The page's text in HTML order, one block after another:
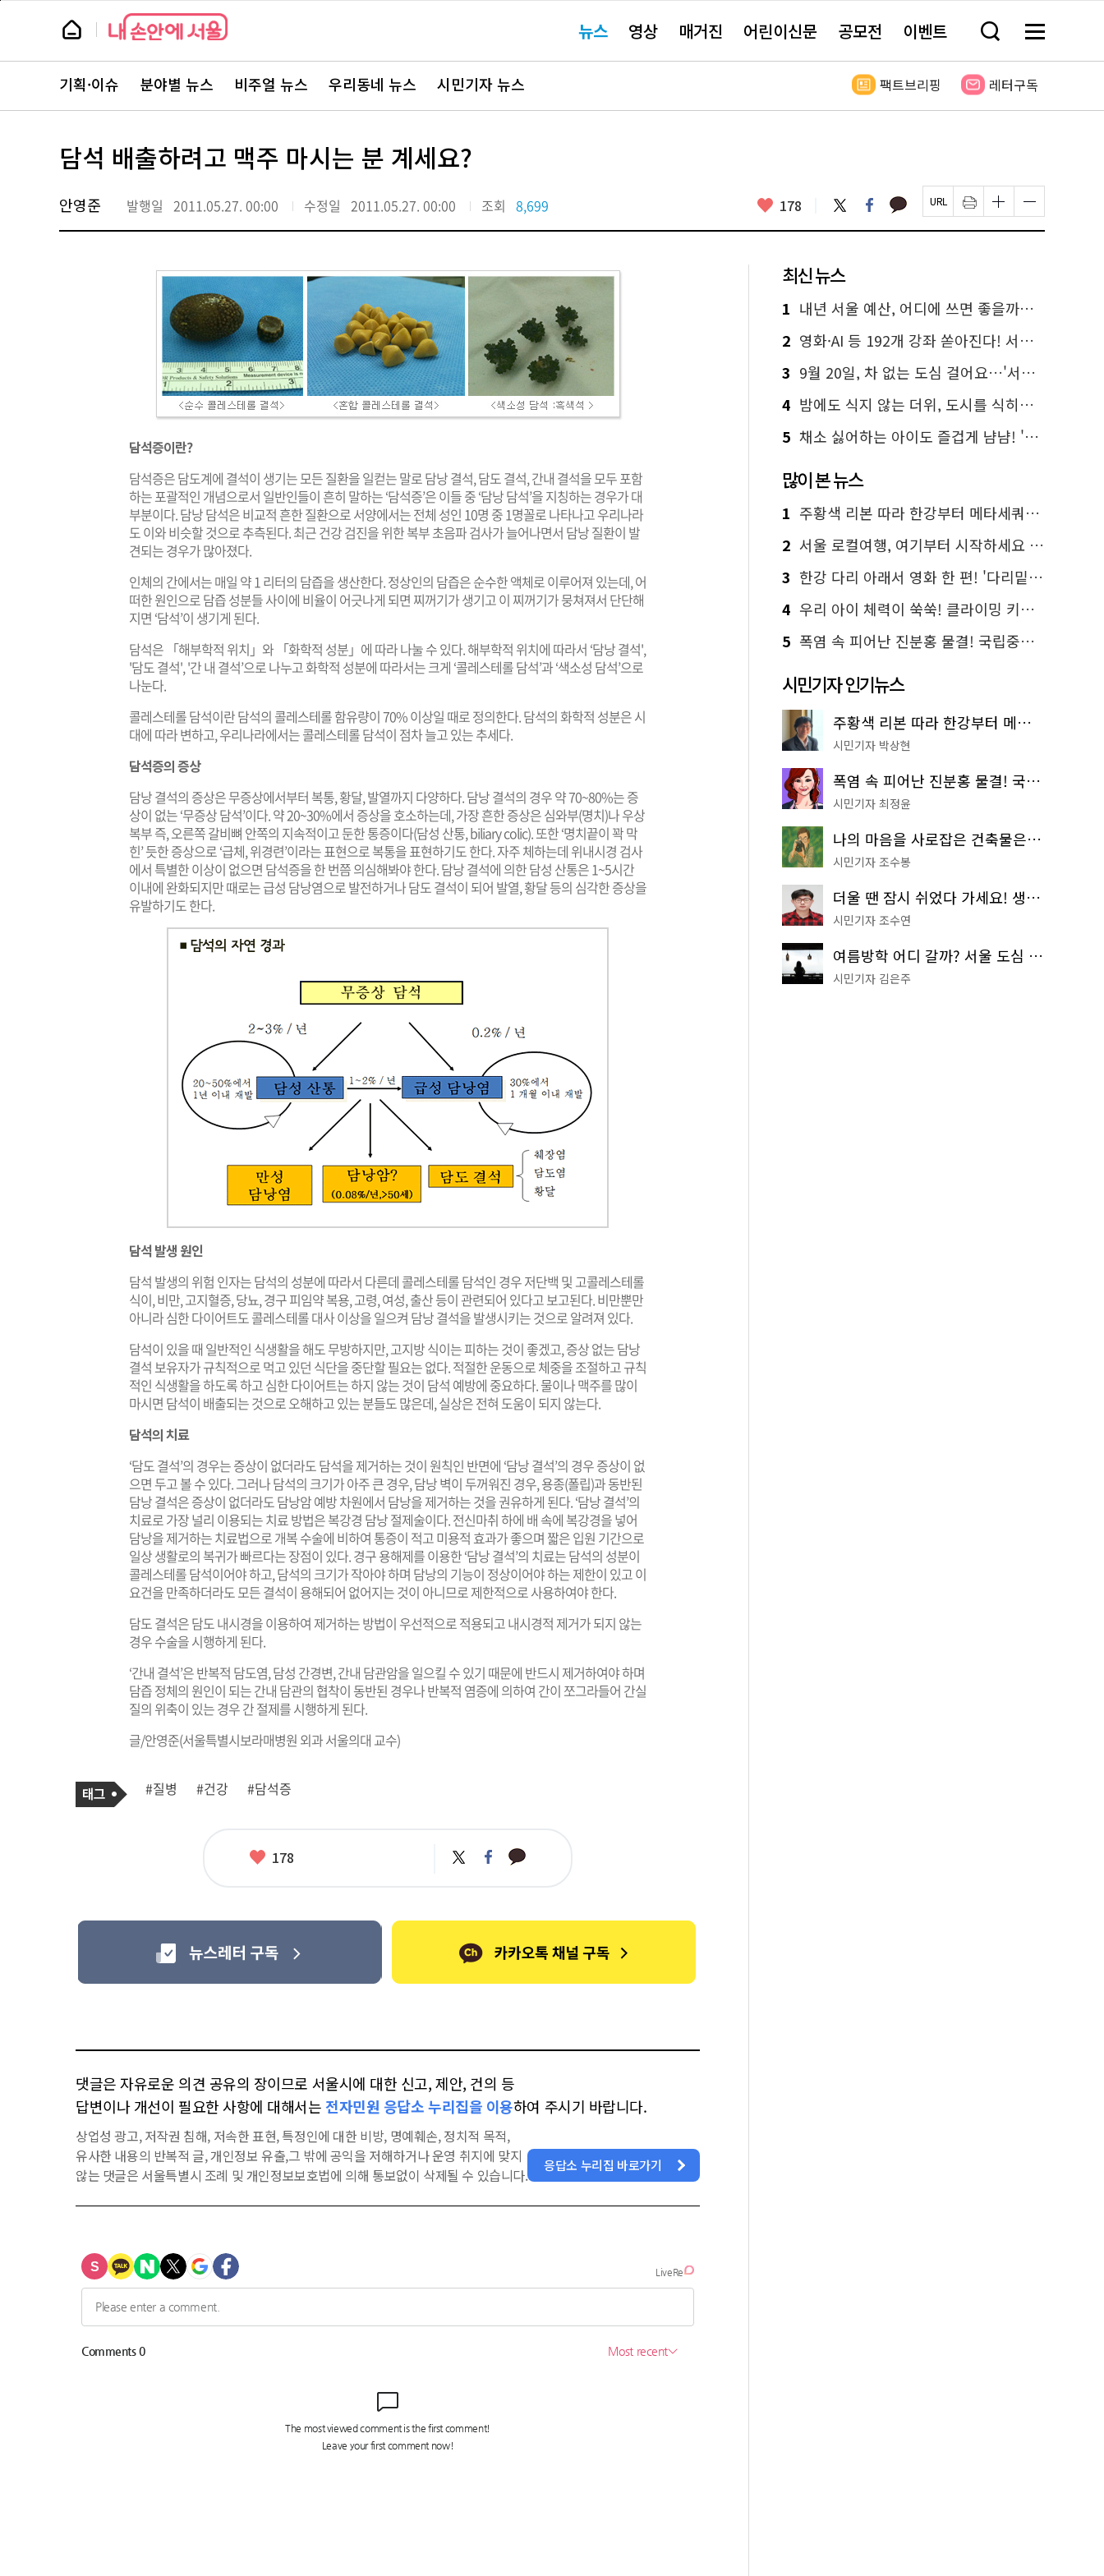
본
뉴
스 요뉴스 영상 매거진 어린이신문 공모전 이벤트 검
창
기
메
전
보
뉴
스
주
서
바
로
기획·이슈 분야별 뉴스 비주얼 뉴스 우리동네 뉴스 시민기자 뉴스 팩트브리핑 레터구독
담석 배출하려고 맥주 마시는 분 계세요?
안영준 발행일 2011.05.27. 00:00 수정일 2011.05.27. 00:00 조회 8,699 좋
요
178 트
위
터
페
이
스
카
카 페
이
지
인
쇄
하
글
자
크
하
기
글
자
크
하
담석증이란?
담석증은 담도계에 결석이 생기는 모든 질환을 일컫는 말로 담낭 결석, 담도 결석, 간내 결석을 모두 포함
하는 포괄적인 개념으로서 일반인들이 흔히 말하는 ‘담석증’은 이들 중 ‘담낭 담석’을 지칭하는 경우가 대
부분이다. 담낭 담석은 비교적 흔한 질환으로 서양에서는 전체 성인 10명 중 1명꼴로 나타나고 우리나라
도 이와 비슷할 것으로 추측된다. 최근 건강 검진을 위한 복부 초음파 검사가 늘어나면서 담낭 질환이 발
견되는 경우가 많아졌다.
인체의 간에서는 매일 약 1 리터의 담즙을 생산한다. 정상인의 담즙은 순수한 액체로 이루어져 있는데, 어
떠한 원인으로 담즙 성분들 사이에 비율이 어긋나게 되면 찌꺼기가 생기고 이 찌꺼기가 뭉쳐져서 단단해
지면 ‘담석’이 생기게 된다.
담석은 「해부학적 위치」와 「화학적 성분」에 따라 나눌 수 있다. 해부학적 위치에 따라서 ‘담낭 결석',
'담도 결석', '간 내 결석’으로 나누고 화학적 성분에 따라서는 크게 ‘콜레스테롤 담석’과 ‘색소성 담석’으로
나눈다.
콜레스테롤 담석이란 담석의 콜레스테롤 함유량이 70% 이상일 때로 정의한다. 담석의 화학적 성분은 시
대에 따라 변하고, 우리나라에서는 콜레스테롤 담석이 점차 늘고 있는 추세다.
담석증의 증상
담낭 결석의 증상은 무증상에서부터 복통, 황달, 발열까지 다양하다. 담낭 결석의 경우 약 70~80%는 증
상이 없는 ‘무증상 담석’이다. 약 20~30%에서 증상을 호소하는데, 가장 흔한 증상은 심와부(명치)나 우상
복부 즉, 오른쪽 갈비뼈 안쪽의 지속적이고 둔한 통증이다(담성 산통, biliary colic). 또한 ‘명치끝이 꽉 막
힌’ 듯한 증상으로 ‘급체, 위경련’이라는 표현으로 복통을 표현하기도 한다. 자주 체하는데 위내시경 검사
에서 특별한 이상이 없으면 담석증을 한 번쯤 의심해봐야 한다. 담낭 결석에 의한 담성 산통은 1~5시간
이내에 완화되지만 때로는 급성 담낭염으로 발전하거나 담도 결석이 되어 발열, 황달 등의 심각한 증상을
유발하기도 한다.
담석 발생 원인
담석 발생의 위험 인자는 담석의 성분에 따라서 다른데 콜레스테롤 담석인 경우 저단백 및 고콜레스테롤
식이, 비만, 고지혈증, 당뇨, 경구 피임약 복용, 고령, 여성, 출산 등이 관련되어 있다고 보고된다. 비만뿐만
아니라 심한 다이어트도 콜레스테롤 대사 이상을 일으켜 담낭 결석을 발생시키는 것으로 알려져 있다.
담석이 있을 때 일반적인 식생활을 해도 무방하지만, 고지방 식이는 피하는 것이 좋겠고, 증상 없는 담낭
결석 보유자가 규칙적으로 먹고 있던 식단을 중단할 필요는 없다. 적절한 운동으로 체중을 조절하고 규칙
적인 식생활을 하도록 하고 심한 다이어트는 하지 않는 것이 담석 예방에 중요하다. 물이나 맥주를 많이
마시면 담석이 배출되는 것으로 오해하고 있는 분들도 많은데, 실상은 전혀 도움이 되지 않는다.
담석의 치료
‘담도 결석’의 경우는 증상이 없더라도 담석을 제거하는 것이 원칙인 반면에 ‘담낭 결석’의 경우 증상이 없
으면 두고 볼 수 있다. 그러나 담석의 크기가 아주 큰 경우, 담낭 벽이 두꺼워진 경우, 용종(폴립)과 동반된
담낭 결석은 증상이 없더라도 담낭암 예방 차원에서 담낭을 제거하는 것을 권유하게 된다. ‘담낭 결석’의
치료로 가장 널리 이용되는 치료 방법은 복강경 담낭 절제술이다. 전신마취 하에 배 속에 복강경을 넣어
담낭을 제거하는 치료법으로 개복 수술에 비하여 통증이 적고 미용적 효과가 좋으며 짧은 입원 기간으로
일상 생활로의 복귀가 빠르다는 장점이 있다. 경구 용해제를 이용한 ‘담낭 결석’의 치료는 담석의 성분이
콜레스테롤 담석이어야 하고, 담석의 크기가 작아야 하며 담낭의 기능이 정상이어야 하는 제한이 있고 이
요건을 만족하더라도 모든 결석이 용해되어 없어지는 것이 아니므로 제한적으로 사용하여야 한다.
담도 결석은 담도 내시경을 이용하여 제거하는 방법이 우선적으로 적용되고 내시경적 제거가 되지 않는
경우 수술을 시행하게 된다.
‘간내 결석’은 반복적 담도염, 담성 간경변, 간내 담관암을 일으킬 수 있기 때문에 반드시 제거하여야 하며
담즙 정체의 원인이 되는 간내 담관의 협착이 동반된 경우나 반복적 염증에 의하여 간이 쪼그라들어 간실
질의 위축이 있는 경우 간 절제를 시행하게 된다.
글/안영준(서울특별시보라매병원 외과 서울의대 교수)
사
태
그
#질병 #건강 #담석증
좋
178 트
위
페
이
카
카
댓글은 자유로운 의견 공유의 장이므로 서울시에 대한 신고, 제안, 건의 등
답변이나 개선이 필요한 사항에 대해서는 전자민원 응답소 누리집을 이용하여 주시기 바랍니다.
상업성 광고, 저작권 침해, 저속한 표현, 특정인에 대한 비방, 명예훼손, 정치적 목적,
유사한 내용의 반복적 글, 개인정보 유출,그 밖에 공익을 저해하거나 운영 취지에 맞지
않는 댓글은 서울특별시 조례 및 개인정보보호법에 의해 통보없이 삭제될 수 있습니다.
응답소 누리집 바로가기
최신 뉴스
1 내년 서울 예산, 어디에 쓰면 좋을까요? 온라인 투표
2 영화·AI 등 192개 강좌 쏟아진다! 서울시민대학 선착순 신청
3 9월 20일, 차 없는 도심 걸어요…'서울 걷자 페스티벌' 선착순 5천명
4 밤에도 식지 않는 더위, 도시를 식히는 시원한 해법은?
5 채소 싫어하는 아이도 즐겁게 냠냠! '찾아가는 서울시 식생활 교육' 현장
많이 본 뉴스
1 주황색 리본 따라 한강부터 메타세쿼이아 숲길까지…서울둘레길 15코스
2 서울 로컬여행, 여기부터 시작하세요 '서울에디션25'
3 한강 다리 아래서 영화 한 편! '다리밑 영화관' 무료 상영
4 우리 아이 체력이 쑥쑥! 클라이밍 키즈카페·어린이 체력장
5 폭염 속 피어난 진분홍 물결! 국립중앙박물관 배롱나무 명소
시민기자 인기뉴스
주황색 리본 따라 한강부터 메타세쿼이아 숲길까지…서울둘레길 15코스
시민기자 박상현
폭염 속 피어난 진분홍 물결! 국립중앙박물관 배롱나무 명소
시민기자 최정윤
나의 마음을 사로잡은 건축물은? '서울시 건축상' 수상작 공개!
시민기자 조수봉
더울 땐 잠시 쉬었다 가세요! 생수 냉장고부터 해피소·무더위쉼터까지
시민기자 조수연
여름방학 어디 갈까? 서울 도심 무료 실내 여행 코스 추천
시민기자 김은주
페